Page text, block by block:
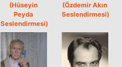
(Hüseyin
Peyda
Seslendirmesi)
(Özdemir Akın
Seslendirmesi)